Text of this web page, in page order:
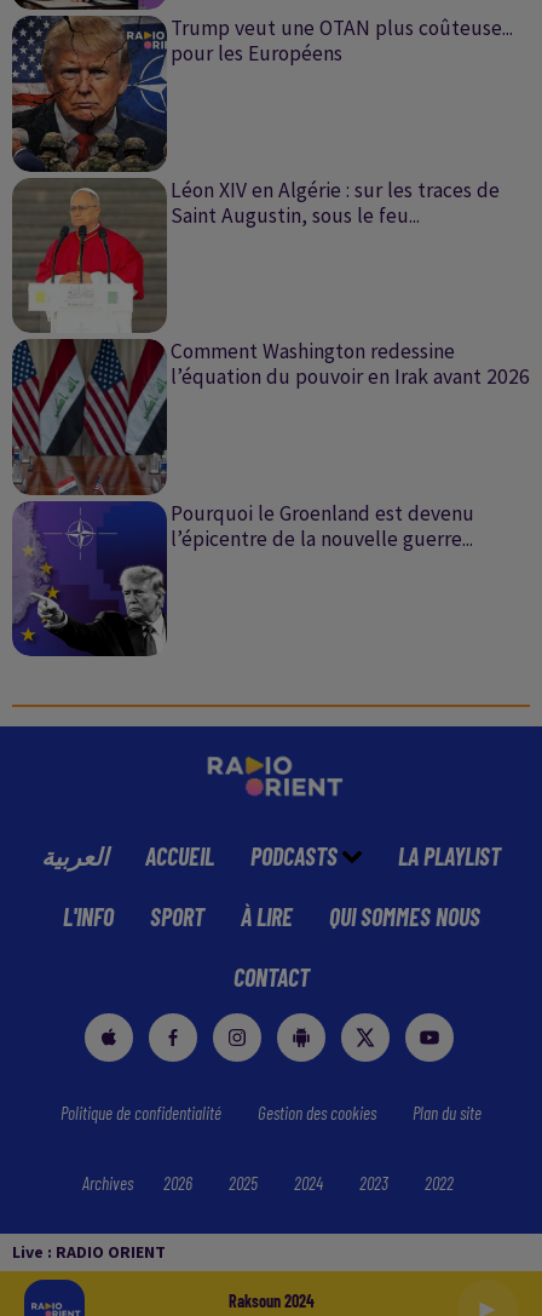
Live : RADIO ORIENT
Raksoun 2024
Trump veut une OTAN plus coûteuse...
pour les Européens
Léon XIV en Algérie : sur les traces de
Saint Augustin, sous le feu...
Comment Washington redessine
l’équation du pouvoir en Irak avant 2026
Pourquoi le Groenland est devenu
l’épicentre de la nouvelle guerre...
العربية ACCUEIL PODCASTS LA PLAYLIST
L'INFO SPORT À LIRE QUI SOMMES NOUS
CONTACT
Politique de confidentialité Gestion des cookies Plan du site
Archives 2026 2025 2024 2023 2022